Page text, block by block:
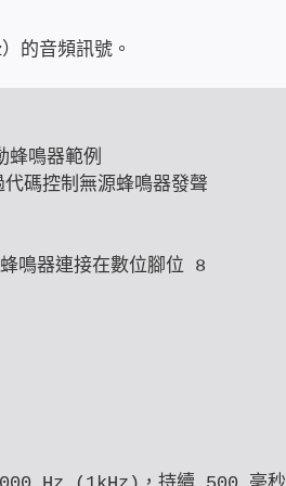
的音頻訊號。
鳴器範例
碼控制無源蜂鳴器發聲
連接在數位腳位 8